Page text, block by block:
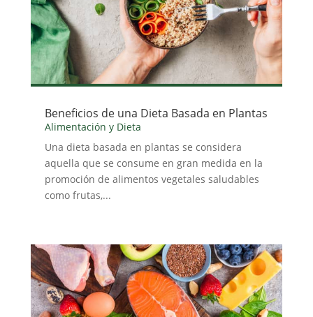
Beneficios de una Dieta Basada en Plantas
Alimentación y Dieta
Una dieta basada en plantas se considera
aquella que se consume en gran medida en la
promoción de alimentos vegetales saludables
como frutas,...